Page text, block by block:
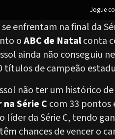
Jogue
se enfrentam na final da
oABC de Natalconta
ainda não conseguiu
títulos de campeão
não ter um histórico
Série C com 33 pontos
líder da Série C, tendo
chances de vencer o